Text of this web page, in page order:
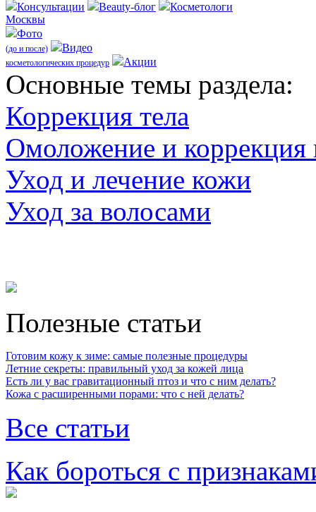
Консультации
Beauty-блог
Косметологи
Москвы
Фото
(до и после) Видео
косметологических процедур Акции
Оcновные темы раздела:
Коррекция тела
Омоложение и коррекция
Уход и лечение кожи
Уход за волосами
Полезные статьи
Готовим кожу к зиме: самые полезные процедуры
Летние секреты: правильный уход за кожей лица
Есть ли у вас гравитационный птоз и что с ним делать?
Кожа с расширенными порами: что с ней делать?
Все статьи
Как бороться с